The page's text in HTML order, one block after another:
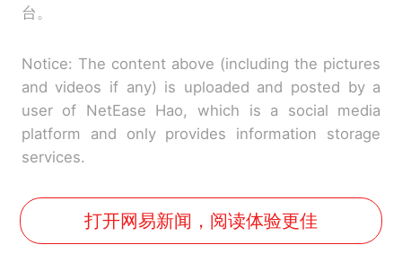
台。
Notice: The content above (including the pictures
and videos if any) is uploaded and posted by a
user of NetEase Hao, which is a social media
platform and only provides information storage
services.
打开网易新闻，阅读体验更佳